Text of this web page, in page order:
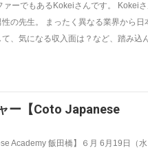
ーでもあるKokeiさんです。 Kokei
の先生。 まったく異なる業界から日
、気になる収入面は？など、踏み込
ー【Coto Japanese
Academy 飯田橋】６月 6月19日（